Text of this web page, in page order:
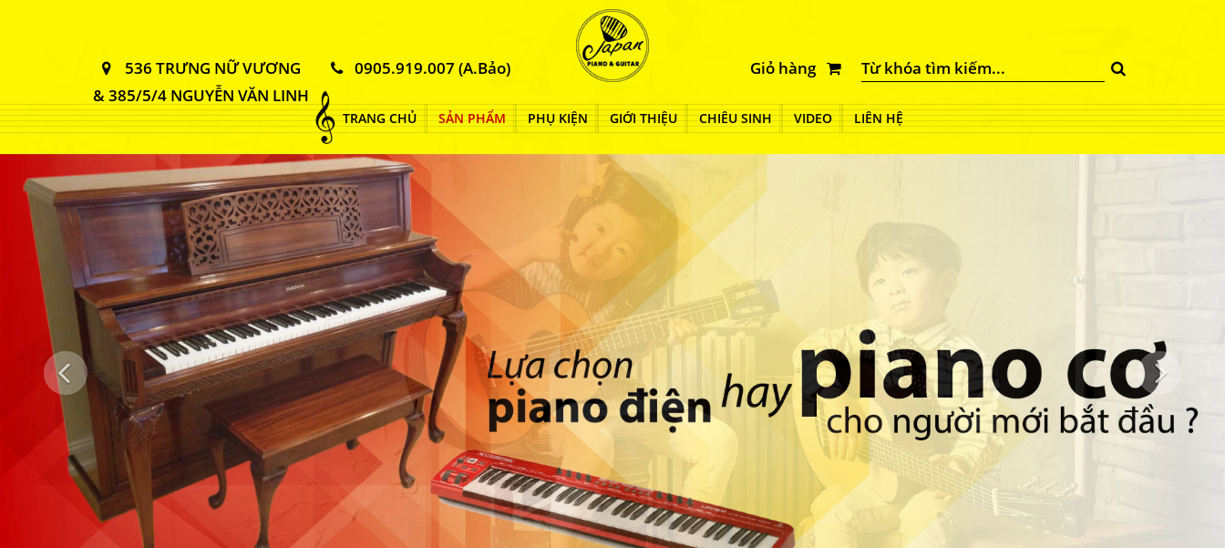
536 TRƯNG NỮ VƯƠNG
& 385/5/4 NGUYỄN VĂN LINH
0905.919.007 (A.Bảo) Giỏ hàng
TRANG CHỦ SẢN PHẨM PHỤ KIỆN GIỚI THIỆU CHIÊU SINH VIDEO LIÊN HỆ